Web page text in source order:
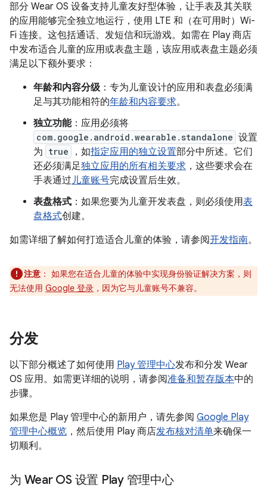
部分 Wear OS 设备支持儿童友好型体验，让手表及其关联
的应用能够完全独立地运行，使用 LTE 和（在可用时）Wi-
Fi 连接。这包括通话、发短信和玩游戏。如需在 Play 商店
中发布适合儿童的应用或表盘主题，该应用或表盘主题必须
满足以下额外要求：
年龄和内容分级：专为儿童设计的应用和表盘必须满
足与其功能相符的年龄和内容要求。
独立功能：应用必须将
com.google.android.wearable.standalone 设置
为 true ，如指定应用的独立设置部分中所述。它们
还必须满足独立应用的所有相关要求 ，这些要求会在
手表通过儿童账号完成设置后生效。
表盘格式 ：如果您要为儿童开发表盘，则必须使用表
盘格式创建。
如需详细了解如何打造适合儿童的体验，请参阅开发指南。
注意 ： 如果您在适合儿童的体验中实现身份验证解决方案，则
无法使用 Google 登录 ，因为它与儿童账号不兼容。
分发
以下部分概述了如何使用 Play 管理中心发布和分发 Wear
OS 应用。如需更详细的说明，请参阅准备和暂存版本中的
步骤。
如果您是 Play 管理中心的新用户，请先参阅 Google Play
管理中心概览 ，然后使用 Play 商店发布核对清单来确保一
切顺利。
为 Wear OS 设置 Play 管理中心